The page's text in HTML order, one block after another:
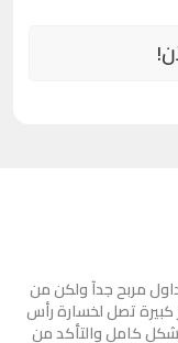
مربح جدآ ولكن من
تصل لخسارة رأس
كامل والتأكد من